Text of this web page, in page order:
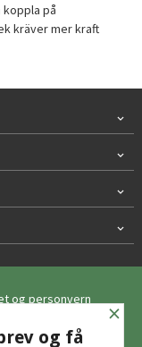
på
kräver mer kraft
og personvern ×
og få